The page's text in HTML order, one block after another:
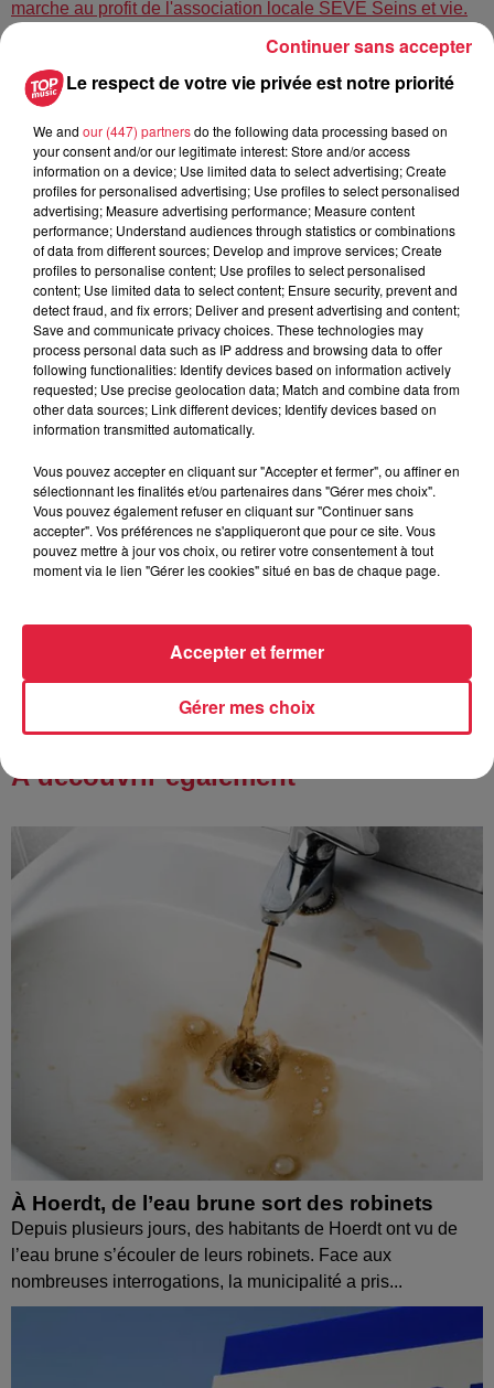
marche au profit de l'association locale SEVE Seins et vie.
Publié : 2 décembre 2023 à 6h00 - Modifié : 30 octobre 2025
à 16h48 Celine Rinckel
A lire aussi
6 août 2026
À Hoerdt, de l’eau brune sort des
robinets
6 août 2026
Tags antisémites à Strasbourg :
Catherine Trautmann réagit
6 août 2026
À découvrir également
À Hoerdt, de l’eau brune sort des robinets
Depuis plusieurs jours, des habitants de Hoerdt ont vu de
l’eau brune s’écouler de leurs robinets. Face aux
nombreuses interrogations, la municipalité a pris...
Le respect de votre vie privée est notre priorité
We and our (447) partnersdo the following data processing based on
your consent and/or our legitimate interest: Store and/or access
information on a device; Use limited data to select advertising; Create
profiles for personalised advertising; Use profiles to select personalised
advertising; Measure advertising performance; Measure content
performance; Understand audiences through statistics or combinations
of data from different sources; Develop and improve services; Create
profiles to personalise content; Use profiles to select personalised
content; Use limited data to select content; Ensure security, prevent and
detect fraud, and fix errors; Deliver and present advertising and content;
Save and communicate privacy choices. These technologies may
process personal data such as IP address and browsing data to offer
following functionalities: Identify devices based on information actively
requested; Use precise geolocation data; Match and combine data from
other data sources; Link different devices; Identify devices based on
information transmitted automatically.
Vous pouvez accepter en cliquant sur "Accepter et fermer", ou affiner en
sélectionnant les finalités et/ou partenaires dans "Gérer mes choix".
Vous pouvez également refuser en cliquant sur "Continuer sans
accepter". Vos préférences ne s'appliqueront que pour ce site. Vous
pouvez mettre à jour vos choix, ou retirer votre consentement à tout
moment via le lien "Gérer les cookies" situé en bas de chaque page.
Gérer mes choix
Accepter et fermer
Continuer sans accepter